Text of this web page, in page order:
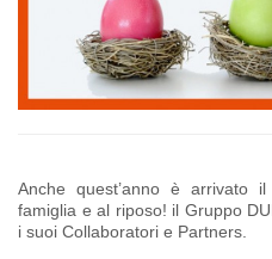
Anche quest’anno è arrivato
famiglia e al riposo! il Gruppo
i suoi Collaboratori e Partners.